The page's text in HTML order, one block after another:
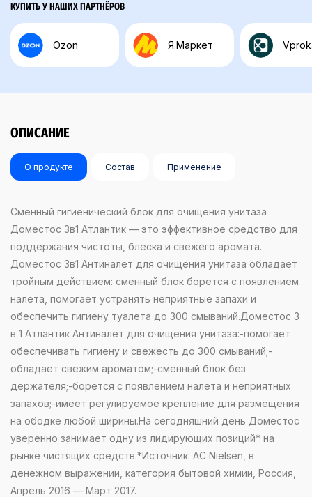
КУПИТЬ У НАШИХ ПАРТНЁРОВ
Ozon Я.Маркет
ОПИСАНИЕ
О продукте Состав Применение
Сменный гигиенический блок для очищения унитаза
Доместос 3в1 Атлантик — это эффективное средство для
поддержания чистоты, блеска и свежего аромата.
Доместос 3в1 Антиналет для очищения унитаза обладает
тройным действием: сменный блок борется с появлением
налета, помогает устранять неприятные запахи и
обеспечить гигиену туалета до 300 смываний.Доместос 3
в 1 Атлантик Антиналет для очищения унитаза:-помогает
обеспечивать гигиену и свежесть до 300 смываний;-
обладает свежим ароматом;-сменный блок без
держателя;-борется с появлением налета и неприятных
запахов;-имеет регулируемое крепление для размещения
на ободке любой ширины.На сегодняшний день Доместос
уверенно занимает одну из лидирующих позиций* на
рынке чистящих средств.*Источник: AC Nielsen, в
денежном выражении, категория бытовой химии, Россия,
Апрель 2016 — Март 2017.